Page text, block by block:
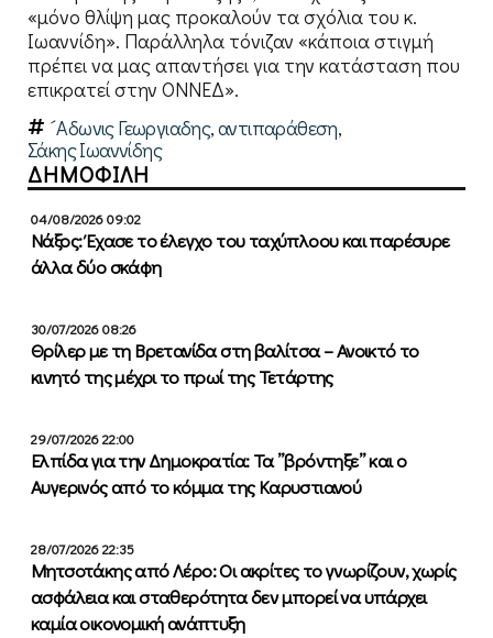
«μόνο θλίψη μας προκαλούν τα σχόλια του κ.
Ιωαννίδη». Παράλληλα τόνιζαν «κάποια στιγμή
πρέπει να μας απαντήσει για την κατάσταση που
επικρατεί στην ΟΝΝΕΔ».
´Αδωνις Γεωργιαδης,αντιπαράθεση,
Σάκης Ιωαννίδης
ΔΗΜΟΦΙΛΗ
04/08/2026 09:02
Νάξος: Έχασε το έλεγχο του ταχύπλοου και παρέσυρε
άλλα δύο σκάφη
30/07/2026 08:26
Θρίλερ με τη Βρετανίδα στη βαλίτσα – Ανοικτό το
κινητό της μέχρι το πρωί της Τετάρτης
29/07/2026 22:00
Ελπίδα για την Δημοκρατία: Τα ”βρόντηξε” και ο
Αυγερινός από το κόμμα της Καρυστιανού
28/07/2026 22:35
Μητσοτάκης από Λέρο: Οι ακρίτες το γνωρίζουν, χωρίς
ασφάλεια και σταθερότητα δεν μπορεί να υπάρχει
καμία οικονομική ανάπτυξη